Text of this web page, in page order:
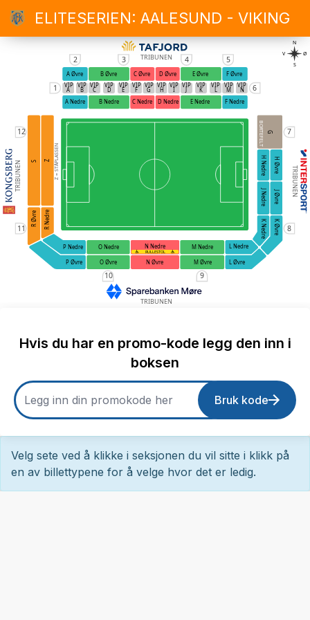
ELITESERIEN: AALESUND - VIKING
TRIBUNEN TRIBUNEN
TRIBUNEN
N
S
V Ø
9
10
1
2 3 4 5
6
7
8
12
11
Z = STÅPLASSEN
BORTEFELT
RULLESTOL
TRIBUNEN
A Øvre
A Nedre
B Øvre
B Nedre
C Øvre
C Nedre
D Øvre
D Nedre
E Øvre
E Nedre
F Øvre
F Nedre
G
H Øvre
H Nedre
J Øvre
J Nedre
K Øvre
K Nedre
L Øvre
L Nedre
N Øvre
N Nedre
M Øvre
M Nedre
O Øvre
O Nedre
P Øvre
P Nedre
R Øvre R Nedre
S Z
VIP
A
VIP
B
VIP
C
VIP
D
VIP
E
VIP
F
VIP
G
VIP
H
VIP
I
VIP VIP
K
VIP
L
VIP
M
VIP
N
Hvis du har en promo-kode legg den inn i
boksen
Bruk kode
Velg sete ved å klikke i seksjonen du vil sitte i klikk på
en av billettypene for å velge hvor det er ledig.